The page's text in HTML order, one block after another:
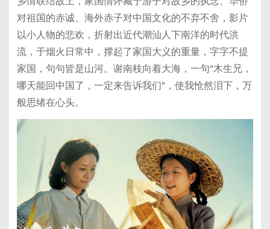
对祖国的赤诚、海外赤子对中国文化的不弃不舍，影片
以小人物的悲欢，折射出近代潮汕人下南洋的时代洪
流，于烟火日常中，撑起了家国大义的重量，字字不提
家国，句句皆是山河。谢南枝向着大海，一句“木生兄，
哪天能回中国了，一定来告诉我们”，使我怆然泪下，万
般思绪在心头。